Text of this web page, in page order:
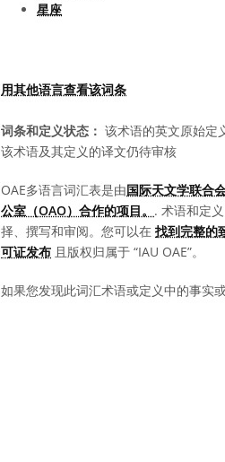
星座
用其他语言查看该词条
词条和定义状态： 该术语的英文原始定
该术语及其定义的译文仍待审核
OAE多语言词汇表是由国际天文学联合
公室（OAO）合作的项目。 . 术语和定
择、撰写和审阅。您可以在 找到完整的
可证发布 且版权归属于 “IAU OAE”。
如果您发现此词汇术语或定义中的事实